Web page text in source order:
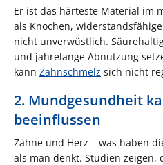
Er ist das härteste Material im
als Knochen,
nicht unverwüstlich.
und jahrelange Abnutzung
kann Zahnschmelz sich nicht
2. Mundgesundheit
beeinflussen
Zähne und Herz – was haben
als man denkt. Studien zeigen,